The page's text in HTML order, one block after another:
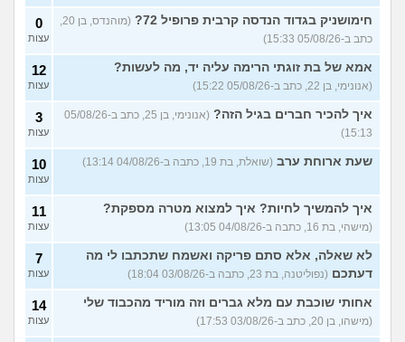
חימושניק בגדוד הנדסה קרבית פרופיל 72?
(מוהנדס, בן 20,
כתב ב-05/08/26 15:33)
0
עצות
אמא של בת זוגתי הרימה עליה יד, מה לעשות?
(אנונימי, בן 22, כתב ב-05/08/26 15:22)
12
עצות
איך להכיר חברים בגיל הזה?
(אנונימי, בן 25, כתב ב-05/08/26
15:13)
3
עצות
שעת ארוחת ערב (שואלת, בת 19, כתבה ב-04/08/26 13:14) 10
עצות
איך להמשיך לחיות? איך למצוא מטרה מספקת?
(מישהי, בת 16, כתבה ב-04/08/26 13:05)
11
עצות
לא שאלה, אלא סתם פריקה ואשמח שתכתבו לי מה
דעתכם (נפוליטנה, בת 23, כתבה ב-03/08/26 18:04)
7
עצות
אחותי שוכבת עם מלא גברים וזה מוריד מהכבוד שלי
(מישהו, בן 20, כתב ב-03/08/26 17:53)
14
עצות